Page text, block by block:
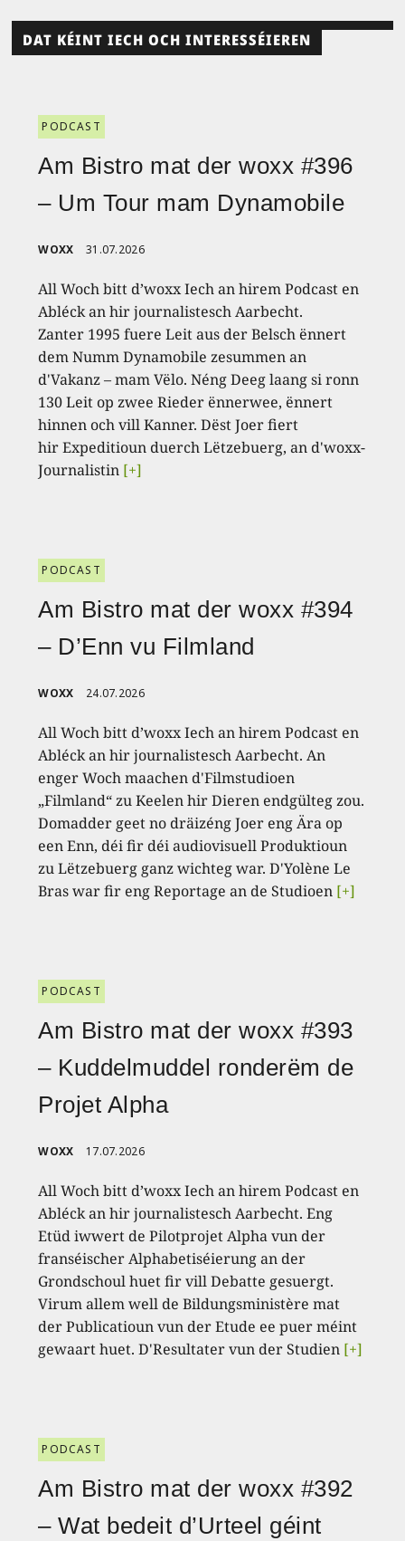
DAT KÉINT IECH OCH INTERESSÉIEREN
PODCAST
Am Bistro mat der woxx #396
– Um Tour mam Dynamobile
WOXX 31.07.2026
All Woch bitt d’woxx Iech an hirem Podcast en
Abléck an hir journalistesch Aarbecht.
Zanter 1995 fuere Leit aus der Belsch ënnert
dem Numm Dynamobile zesummen an
d'Vakanz – mam Vëlo. Néng Deeg laang si ronn
130 Leit op zwee Rieder ënnerwee, ënnert
hinnen och vill Kanner. Dëst Joer fiert
hir Expeditioun duerch Lëtzebuerg, an d'woxx-
Journalistin [+]
PODCAST
Am Bistro mat der woxx #394
– D’Enn vu Filmland
WOXX 24.07.2026
All Woch bitt d’woxx Iech an hirem Podcast en
Abléck an hir journalistesch Aarbecht. An
enger Woch maachen d'Filmstudioen
„Filmland“ zu Keelen hir Dieren endgülteg zou.
Domadder geet no dräizéng Joer eng Ära op
een Enn, déi fir déi audiovisuell Produktioun
zu Lëtzebuerg ganz wichteg war. D'Yolène Le
Bras war fir eng Reportage an de Studioen [+]
PODCAST
Am Bistro mat der woxx #393
– Kuddelmuddel ronderëm de
Projet Alpha
WOXX 17.07.2026
All Woch bitt d’woxx Iech an hirem Podcast en
Abléck an hir journalistesch Aarbecht. Eng
Etüd iwwert de Pilotprojet Alpha vun der
franséischer Alphabetiséierung an der
Grondschoul huet fir vill Debatte gesuergt.
Virum allem well de Bildungsministère mat
der Publicatioun vun der Etude ee puer méint
gewaart huet. D'Resultater vun der Studien [+]
PODCAST
Am Bistro mat der woxx #392
– Wat bedeit d’Urteel géint